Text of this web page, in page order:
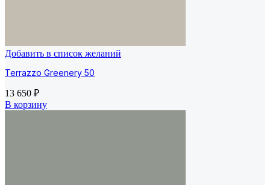
Добавить в список желаний
Terrazzo Greenery 50
13 650 ₽
В корзину